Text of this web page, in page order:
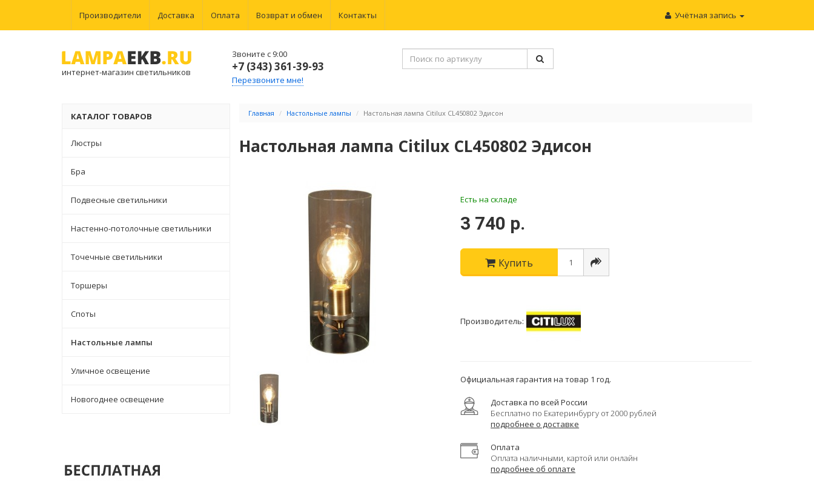
Производители Доставка Оплата Возврат и обмен Контакты Учётная запись
интернет-магазин светильников
Звоните с 9:00
+7 (343) 361-39-93
Перезвоните мне!
КАТАЛОГ ТОВАРОВ
Люстры
Бра
Подвесные светильники
Настенно-потолочные светильники
Точечные светильники
Торшеры
Споты
Настольные лампы
Уличное освещение
Новогоднее освещение
Главная Настольные лампы Настольная лампа Citilux CL450802 Эдисон
Настольная лампа Citilux CL450802 Эдисон
Есть на складе
3 740 р.
Купить
Производитель:
Официальная гарантия на товар 1 год.
Доставка по всей России
Бесплатно по Екатеринбургу от 2000 рублей
подробнее о доставке
Оплата
Оплата наличными, картой или онлайн
подробнее об оплате